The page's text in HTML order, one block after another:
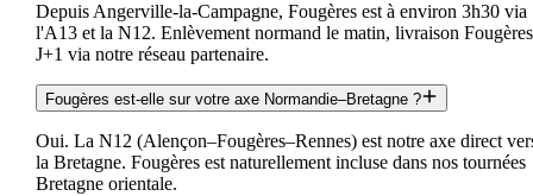
Depuis Angerville-la-Campagne, Fougères est à environ 3h30 via
l'A13 et la N12. Enlèvement normand le matin, livraison Fougères
J+1 via notre réseau partenaire.
Fougères est-elle sur votre axe Normandie–Bretagne ?
Oui. La N12 (Alençon–Fougères–Rennes) est notre axe direct
la Bretagne. Fougères est naturellement incluse dans nos tournées
Bretagne orientale.